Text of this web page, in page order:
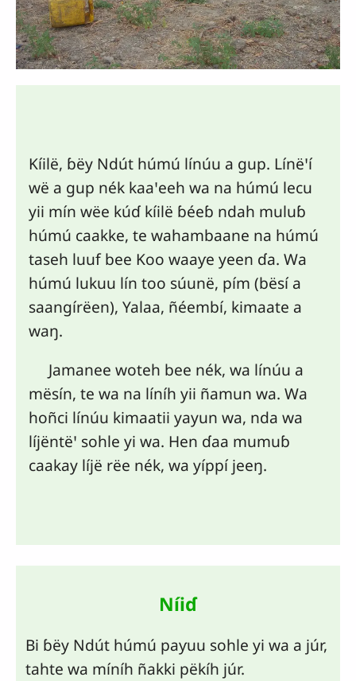
Kíilë, ɓëy Ndút húmú línúu a gup. Línëꞌí
wë a gup nék kaaꞌeeh wa na húmú lecu
yii mín wëe kúɗ kíilë ɓéeɓ ndah muluɓ
húmú caakke, te wahambaane na húmú
taseh luuf bee Koo waaƴe yeen ɗa. Wa
húmú lukuu lín too súunë, pím (bësí a
saangírëen), Yalaa, ñéembí, kimaate a
waŋ.
Jamanee woteh bee nék, wa línúu a
mësín, te wa na líníh yii ñamun wa. Wa
hoñci línúu kimaatii yayun wa, nda wa
líjëntëꞌ sohle yi wa. Hen ɗaa mumuɓ
caakay líjë rëe nék, wa yíppí jeeŋ.
Níiɗ
Bi ɓëy Ndút húmú paƴuu sohle yi wa a júr,
tahte wa míníh ñakki pëkíh júr.